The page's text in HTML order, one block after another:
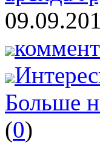
Больше
(0)